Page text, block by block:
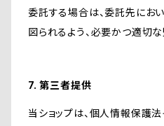
委託する場合は、委託先にお
図られるよう、必要かつ適切な
7. 第三者提供
当ショップは、個人情報保護